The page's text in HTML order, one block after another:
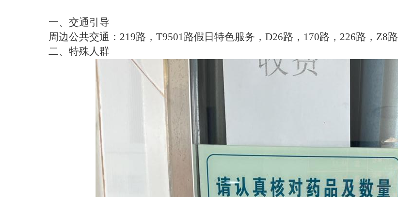
一、交通引导
周边公共交通： 219路，T9501路假日特色服务，D26路，170路，226路，Z8
二、特殊人群